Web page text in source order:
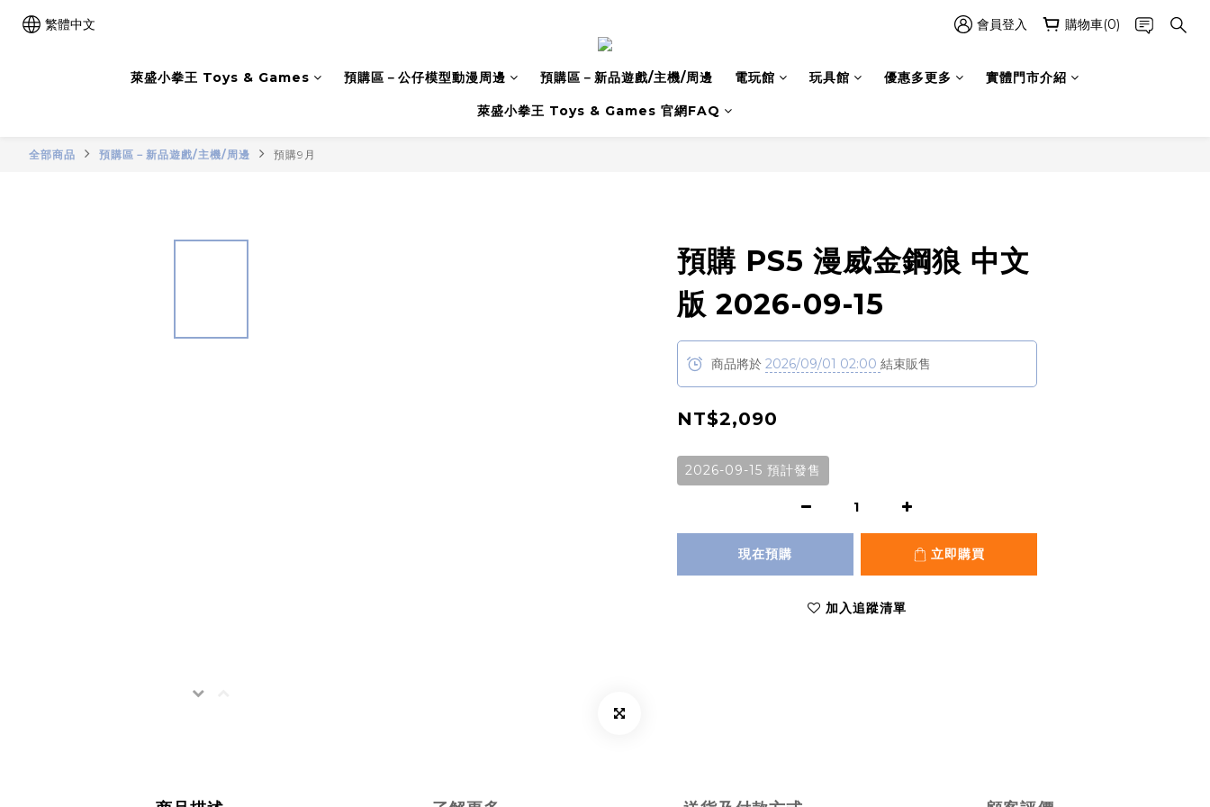
繁體中文 會員登入 購物車(0)
萊盛小拳王 Toys & Games 預購區－公仔模型動漫周邊 預購區－新品遊戲/主機/周邊 電玩館 玩具館 優惠多更多 實體門市介紹
萊盛小拳王 Toys & Games 官網FAQ
全部商品 預購區－新品遊戲/主機/周邊 預購9月
預購 PS5 漫威金鋼狼 中文
版 2026-09-15
商品將於 2026/09/01 02:00 結束販售
NT$2,090
2026-09-15 預計發售
現在預購 立即購買
加入追蹤清單